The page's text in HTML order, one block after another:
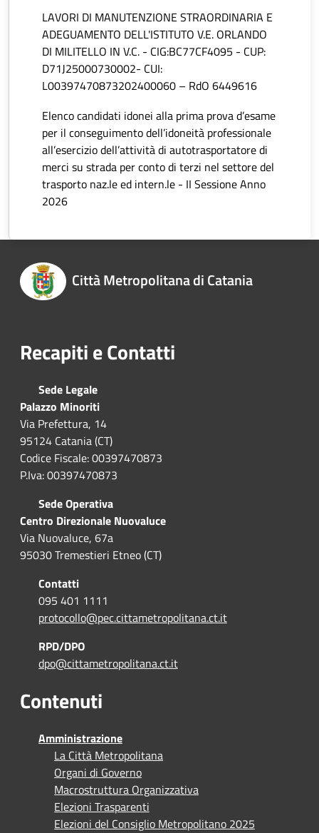
LAVORI DI MANUTENZIONE STRAORDINARIA E
ADEGUAMENTO DELL'ISTITUTO V.E. ORLANDO
DI MILITELLO IN V.C. - CIG:BC77CF4095 - CUP:
D71J25000730002- CUI:
L00397470873202400060 – RdO 6449616
Elenco candidati idonei alla prima prova d’esame
per il conseguimento dell’idoneità professionale
all’esercizio dell’attività di autotrasportatore di
merci su strada per conto di terzi nel settore del
trasporto naz.le ed intern.le - II Sessione Anno
2026
Città Metropolitana di Catania
Recapiti e Contatti
Sede Legale
Palazzo Minoriti
Via Prefettura, 14
95124 Catania (CT)
Codice Fiscale: 00397470873
P.Iva: 00397470873
Sede Operativa
Centro Direzionale Nuovaluce
Via Nuovaluce, 67a
95030 Tremestieri Etneo (CT)
Contatti
095 401 1111
protocollo@pec.cittametropolitana.ct.it
RPD/DPO
dpo@cittametropolitana.ct.it
Contenuti
Amministrazione
La Città Metropolitana
Organi di Governo
Macrostruttura Organizzativa
Elezioni Trasparenti
Elezioni del Consiglio Metropolitano 2025